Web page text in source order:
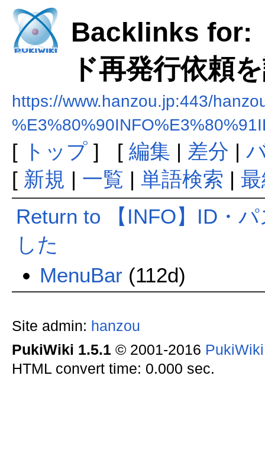
Backlinks for:
ド再発行依頼
https://www.hanzou.jp:443/
[ トップ] [ 編集 | 差分 |
[ 新規 | 一覧 | 単語検索 |
Return to 【INFO】ID・
した
MenuBar (112d)
Site admin: hanzou
PukiWiki 1.5.1© 2001-2016
HTML convert time: 0.000 sec.